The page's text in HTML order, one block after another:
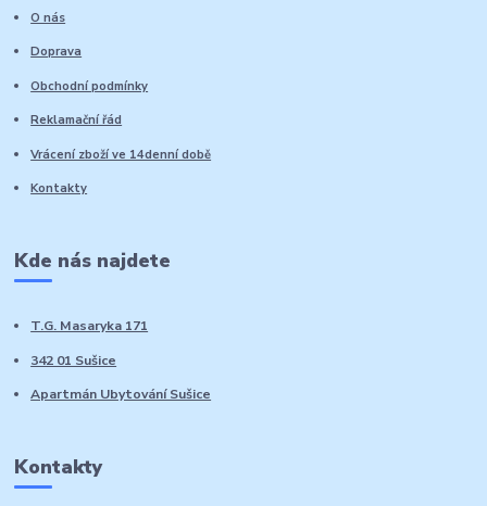
O nás
Doprava
Obchodní podmínky
Reklamační řád
Vrácení zboží ve 14denní době
Kontakty
Kde nás najdete
T.G. Masaryka 171
342 01 Sušice
Apartmán Ubytování Sušice
Kontakty